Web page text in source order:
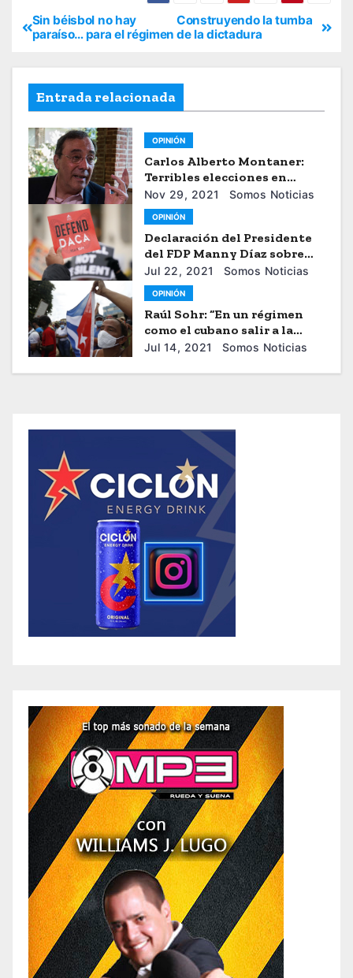
Construyendo la tumba
de la dictadura
Sin béisbol no hay
paraíso… para el régimen
Entrada relacionada
OPINIÓN
Carlos Alberto Montaner:
Terribles elecciones en
Honduras
Nov 29, 2021 Somos Noticias
OPINIÓN
Declaración del Presidente
del FDP Manny Díaz sobre
Decisión de Juez Federal Que
Bloquea Nuevas Solicitudes
de DACA
Jul 22, 2021 Somos Noticias
OPINIÓN
Raúl Sohr: “En un régimen
como el cubano salir a la
calle tiene costos muy altos”
Jul 14, 2021 Somos Noticias